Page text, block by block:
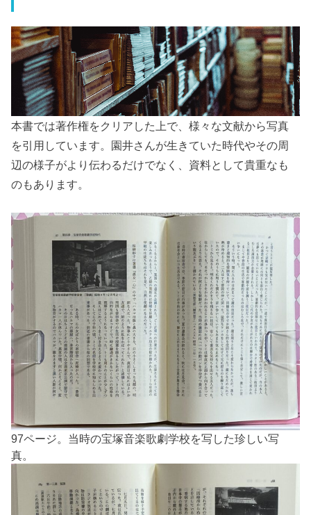
本書では著作権をクリアした上で、様々な文献から写真
を引用しています。園井さんが生きていた時代やその周
辺の様子がより伝わるだけでなく、資料として貴重なも
のもあります。
97ページ。当時の宝塚音楽歌劇学校を写した珍しい写
真。